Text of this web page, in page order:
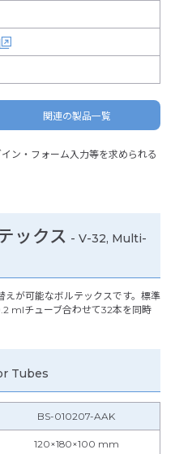
関連の製品一覧
ン・フォーム入力等を求められる
ックス - V-32, Multi-
が可能なボルテックスです。標準
mlチューブ合わせて32本を同時
Tubes
BS-010207-AAK
120×180×100 mm